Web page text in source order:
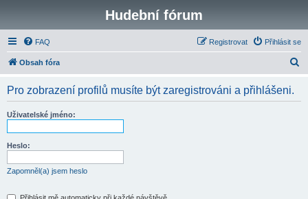
Hudební fórum
FAQ Přihlásit se
Registrovat
Obsah fóra
Pro zobrazení profilů musíte být zaregistrováni a přihlášeni.
Uživatelské jméno:
Heslo:
Zapomněl(a) jsem heslo